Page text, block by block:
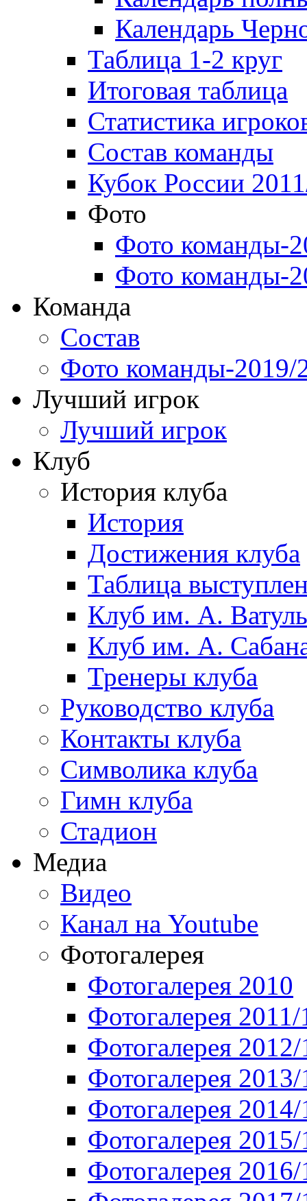
Календарь
Таблица 1-2 круг
Итоговая таблица
Статистика
Состав команды
Кубок России
Фото
Фото команды-
Фото команды-
Команда
Состав
Фото команды-2019/
Лучший игрок
Лучший игрок
Клуб
История клуба
История
Достижения клуба
Таблица
Клуб им. А.
Клуб им. А.
Тренеры клуба
Руководство клуба
Контакты клуба
Символика клуба
Гимн клуба
Стадион
Медиа
Видео
Канал на Youtube
Фотогалерея
Фотогалерея 2010
Фотогалерея 2011/
Фотогалерея
Фотогалерея
Фотогалерея
Фотогалерея
Фотогалерея